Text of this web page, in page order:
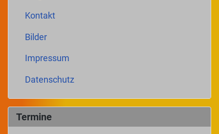
Kontakt
Bilder
Impressum
Datenschutz
Termine